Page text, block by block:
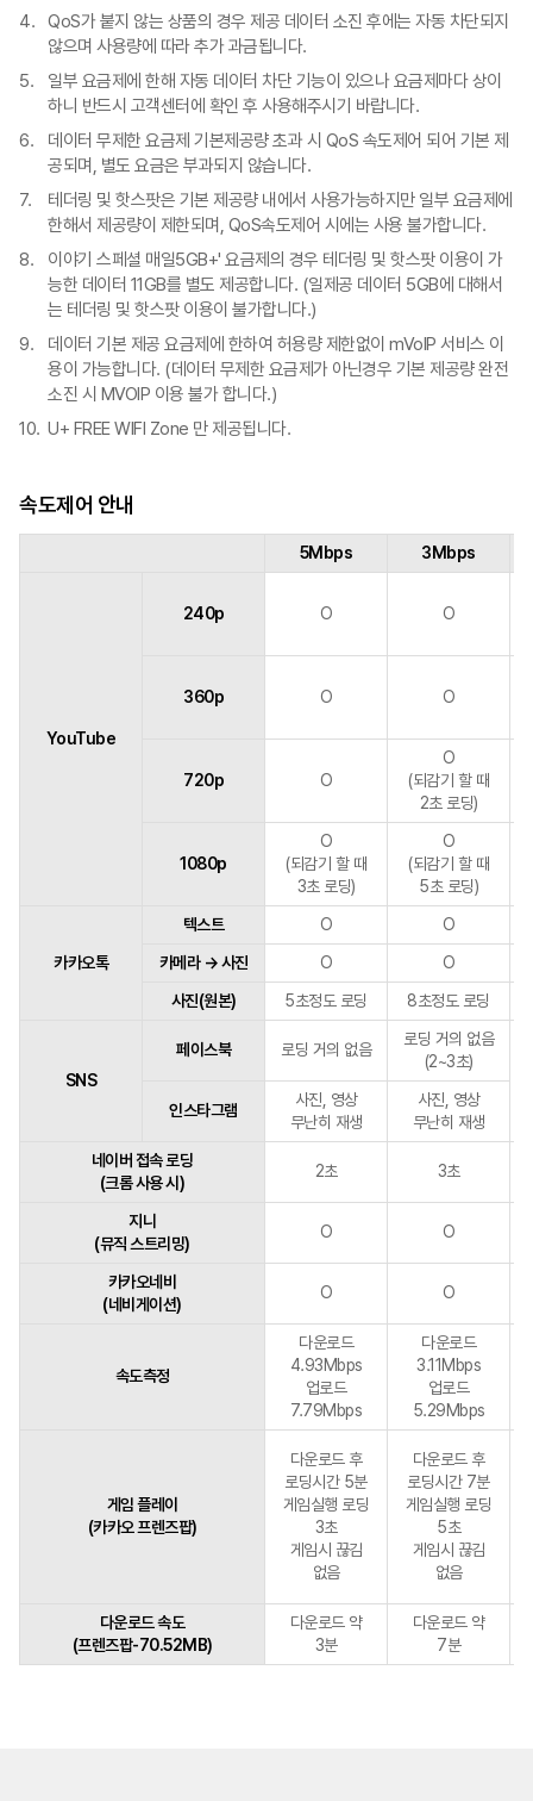
QoS가 붙지 않는 상품의 경우 제공 데이터 소진 후에는 자동 차단되지
않으며 사용량에 따라 추가 과금됩니다.
일부 요금제에 한해 자동 데이터 차단 기능이 있으나 요금제마다 상이
하니 반드시 고객센터에 확인 후 사용해주시기 바랍니다.
데이터 무제한 요금제 기본제공량 초과 시 QoS 속도제어 되어 기본 제
공되며, 별도 요금은 부과되지 않습니다.
테더링 및 핫스팟은 기본 제공량 내에서 사용가능하지만 일부 요금제에
한해서 제공량이 제한되며, QoS속도제어 시에는 사용 불가합니다.
이야기 스페셜 매일5GB+' 요금제의 경우 테더링 및 핫스팟 이용이 가
능한 데이터 11GB를 별도 제공합니다. (일제공 데이터 5GB에 대해서
는 테더링 및 핫스팟 이용이 불가합니다.)
데이터 기본 제공 요금제에 한하여 허용량 제한없이 mVoIP 서비스 이
용이 가능합니다. (데이터 무제한 요금제가 아닌경우 기본 제공량 완전
소진 시 MVOIP 이용 불가 합니다.)
U+ FREE WIFI Zone 만 제공됩니다.
속도제어 안내
5Mbps 3Mbps
YouTube
240p O O
360p O O
720p O
O
(되감기 할 때
2초 로딩)
1080p
O
(되감기 할 때
3초 로딩)
O
(되감기 할 때
5초 로딩)
카카오톡
텍스트 O
O
카메라 → 사진
O O
사진(원본)
5초정도 로딩 8초정도 로딩
SNS
페이스북 로딩 거의 없음
로딩 거의 없음
(2~3초)
인스타그램
사진, 영상
무난히 재생
사진, 영상
무난히 재생
네이버 접속 로딩
(크롬 사용 시)
2초 3초
지니
(뮤직 스트리밍)
O O
카카오네비
(네비게이션)
O O
속도측정
다운로드
4.93Mbps
업로드
7.79Mbps
다운로드
3.11Mbps
업로드
5.29Mbps
게임 플레이
(카카오 프렌즈팝)
다운로드 후
로딩시간 5분
게임실행 로딩
3초
게임시 끊김
없음
다운로드 후
로딩시간 7분
게임실행 로딩
5초
게임시 끊김
없음
다운로드 속도
(프렌즈팝-70.52MB)
다운로드 약
3분
다운로드 약
7분